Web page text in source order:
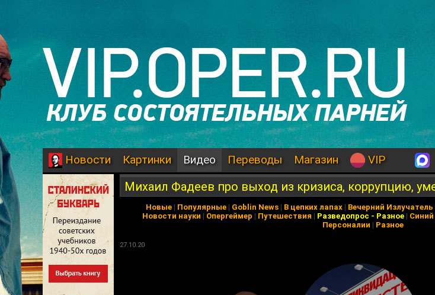
Новости Картинки Видео Переводы Магазин VIP
Михаил Фадеев про выход из кризиса, коррупцию,
Новые | Популярные | Goblin News | В цепких лапах | Вечерний Излучатель
Новости науки | Опергеймер | Путешествия | Разведопрос - Разное|
Персоналии | Разное
27.10.20